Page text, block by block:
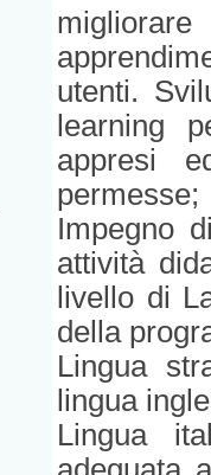
utenti.
learning
appresi
permesse;
Impegno
attività
livello di
della
Lingua
lingua
Lingua